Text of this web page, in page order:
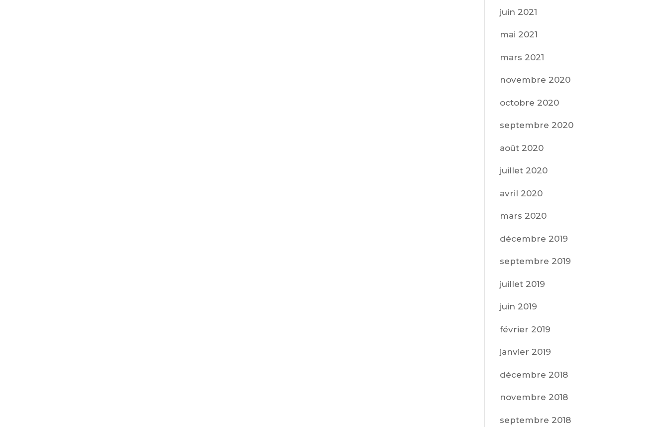
juin 2021
mai 2021
mars 2021
novembre 2020
octobre 2020
septembre 2020
août 2020
juillet 2020
avril 2020
mars 2020
décembre 2019
septembre 2019
juillet 2019
juin 2019
février 2019
janvier 2019
décembre 2018
novembre 2018
septembre 2018